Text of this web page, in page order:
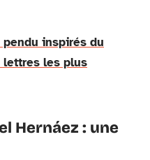
pendu inspirés du
lettres les plus
Hernáez : une